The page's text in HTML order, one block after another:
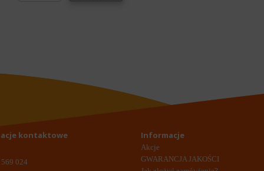
kontaktowe
024
Informacje
Akcje
GWARANCJA JAKOŚCI